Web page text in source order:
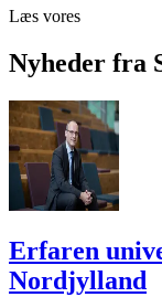
Læs vores
Nyheder fra
Erfaren
Nordjylland